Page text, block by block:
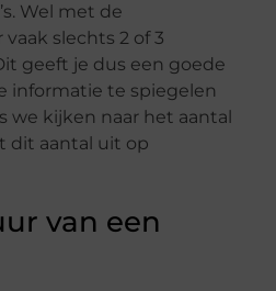
Wel met de
slechts 2 of 3
geeft je dus een goede
informatie te spiegelen
we kijken naar het aantal
dit aantal uit op
van een